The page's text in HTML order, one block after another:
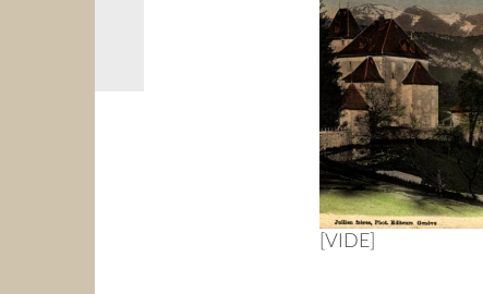
[VIDE]